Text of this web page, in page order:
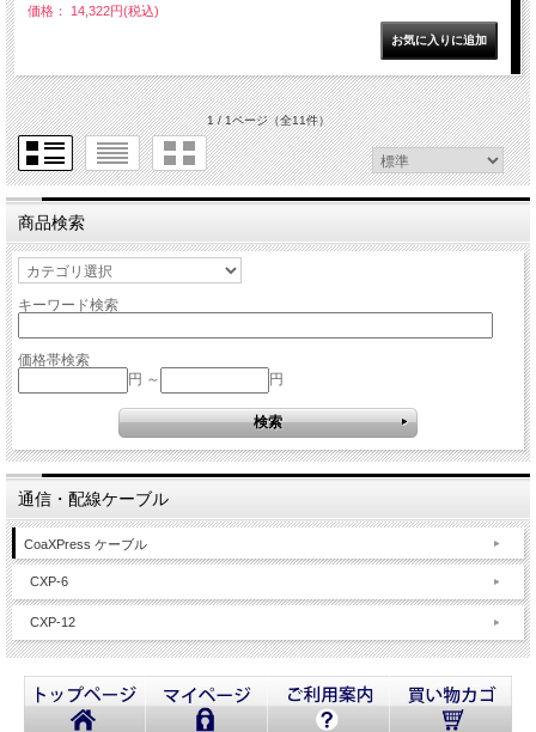
価格： 14,322円(税込)
1 / 1ページ（全11件）
商品検索
キーワード検索
価格帯検索
円 ～
円
通信・配線ケーブル
CoaXPress ケーブル
CXP-6
CXP-12